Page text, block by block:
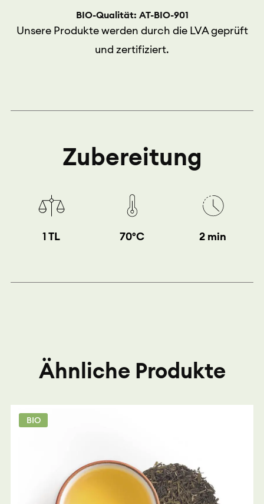
BIO-Qualität: AT-BIO-901
Unsere Produkte werden durch die LVA geprüft
und zertifiziert.
Zubereitung
1 TL 70°C 2 min
Ähnliche Produkte
BIO